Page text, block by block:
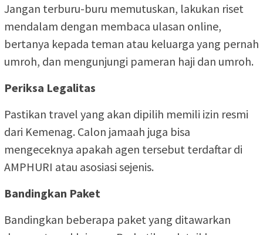
Jangan terburu-buru memutuskan, lakukan riset
mendalam dengan membaca ulasan online,
bertanya kepada teman atau keluarga yang pernah
umroh, dan mengunjungi pameran haji dan umroh.
Periksa Legalitas
Pastikan travel yang akan dipilih memili izin resmi
dari Kemenag. Calon jamaah juga bisa
mengeceknya apakah agen tersebut terdaftar di
AMPHURI atau asosiasi sejenis.
Bandingkan Paket
Bandingkan beberapa paket yang ditawarkan